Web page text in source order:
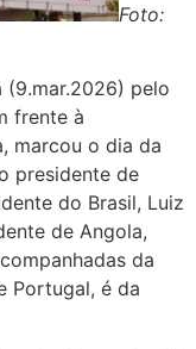
Foto:
pelo
frente à
marcou o dia da
presidente de
do Brasil, Luiz
de Angola,
da
Portugal, é da